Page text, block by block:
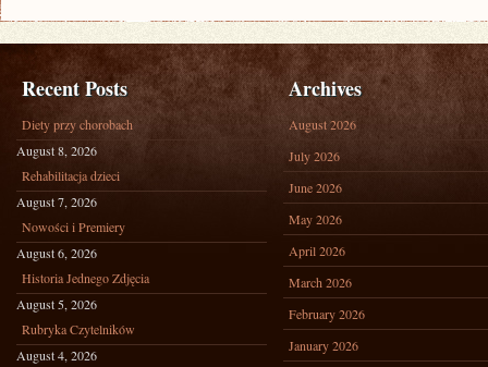
Recent Posts
Diety przy chorobach
August 8, 2026
Rehabilitacja dzieci
August 7, 2026
Nowości i Premiery
August 6, 2026
Historia Jednego Zdjęcia
August 5, 2026
Rubryka Czytelników
August 4, 2026
Archives
August 2026
July 2026
June 2026
May 2026
April 2026
March 2026
February 2026
January 2026